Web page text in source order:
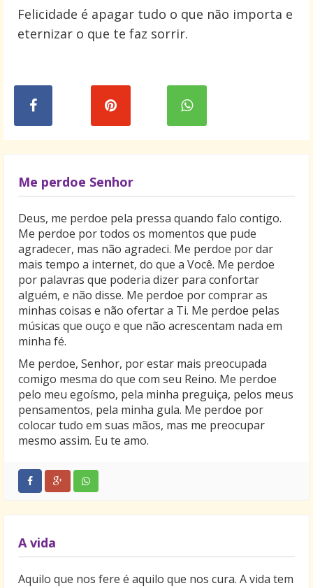
Felicidade é apagar tudo o que não importa e
eternizar o que te faz sorrir.
Me perdoe Senhor
Deus, me perdoe pela pressa quando falo contigo.
Me perdoe por todos os momentos que pude
agradecer, mas não agradeci. Me perdoe por dar
mais tempo a internet, do que a Você. Me perdoe
por palavras que poderia dizer para confortar
alguém, e não disse. Me perdoe por comprar as
minhas coisas e não ofertar a Ti. Me perdoe pelas
músicas que ouço e que não acrescentam nada em
minha fé.
Me perdoe, Senhor, por estar mais preocupada
comigo mesma do que com seu Reino. Me perdoe
pelo meu egoísmo, pela minha preguiça, pelos meus
pensamentos, pela minha gula. Me perdoe por
colocar tudo em suas mãos, mas me preocupar
mesmo assim. Eu te amo.
A vida
Aquilo que nos fere é aquilo que nos cura. A vida tem